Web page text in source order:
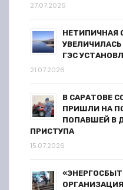
27.07.2026
НЕТИПИЧНАЯ
ГЭС
21.07.2026
В САРАТОВЕ
ПРИШЛИ НА
ПОПАВШЕЙ В
ПРИСТУПА
15.07.2026